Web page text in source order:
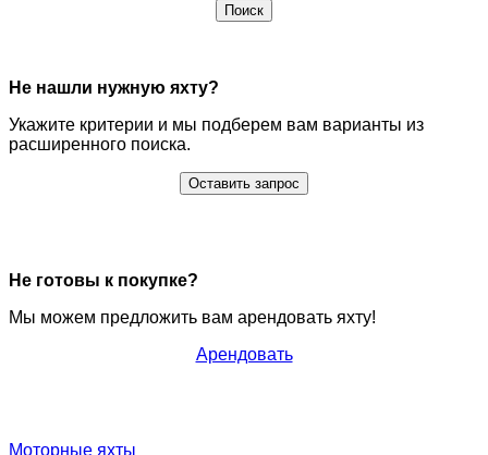
Поиск
Не нашли нужную яхту?
Укажите критерии и мы подберем вам варианты из
расширенного поиска.
Оставить запрос
Не готовы к покупке?
Мы можем предложить вам арендовать яхту!
Арендовать
Моторные яхты